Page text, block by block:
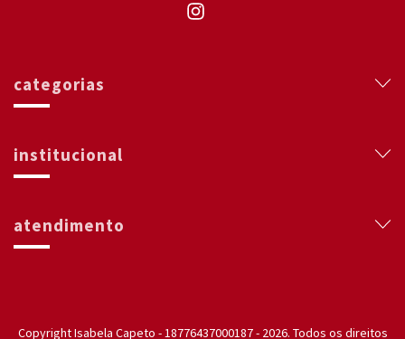
categorias
institucional
atendimento
Copyright Isabela Capeto - 18776437000187 - 2026. Todos os direitos